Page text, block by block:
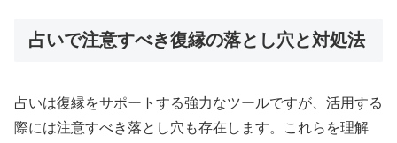
占いで注意すべき復縁の落とし穴と対処法
占いは復縁をサポートする強力なツールですが、活用する
際には注意すべき落とし穴も存在します。これらを理解